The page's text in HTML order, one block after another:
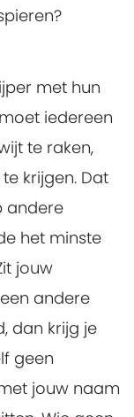
met hun
iedereen
te raken,
krijgen. Dat
andere
het minste
jouw
andere
dan krijg je
geen
jouw naam